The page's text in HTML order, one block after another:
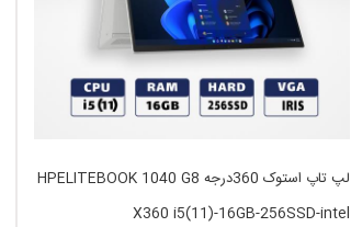
لپ تاپ استوک 360درجه HPELITEBOOK 1040 G8
X360 i5(11)-16GB-256SSD-intel